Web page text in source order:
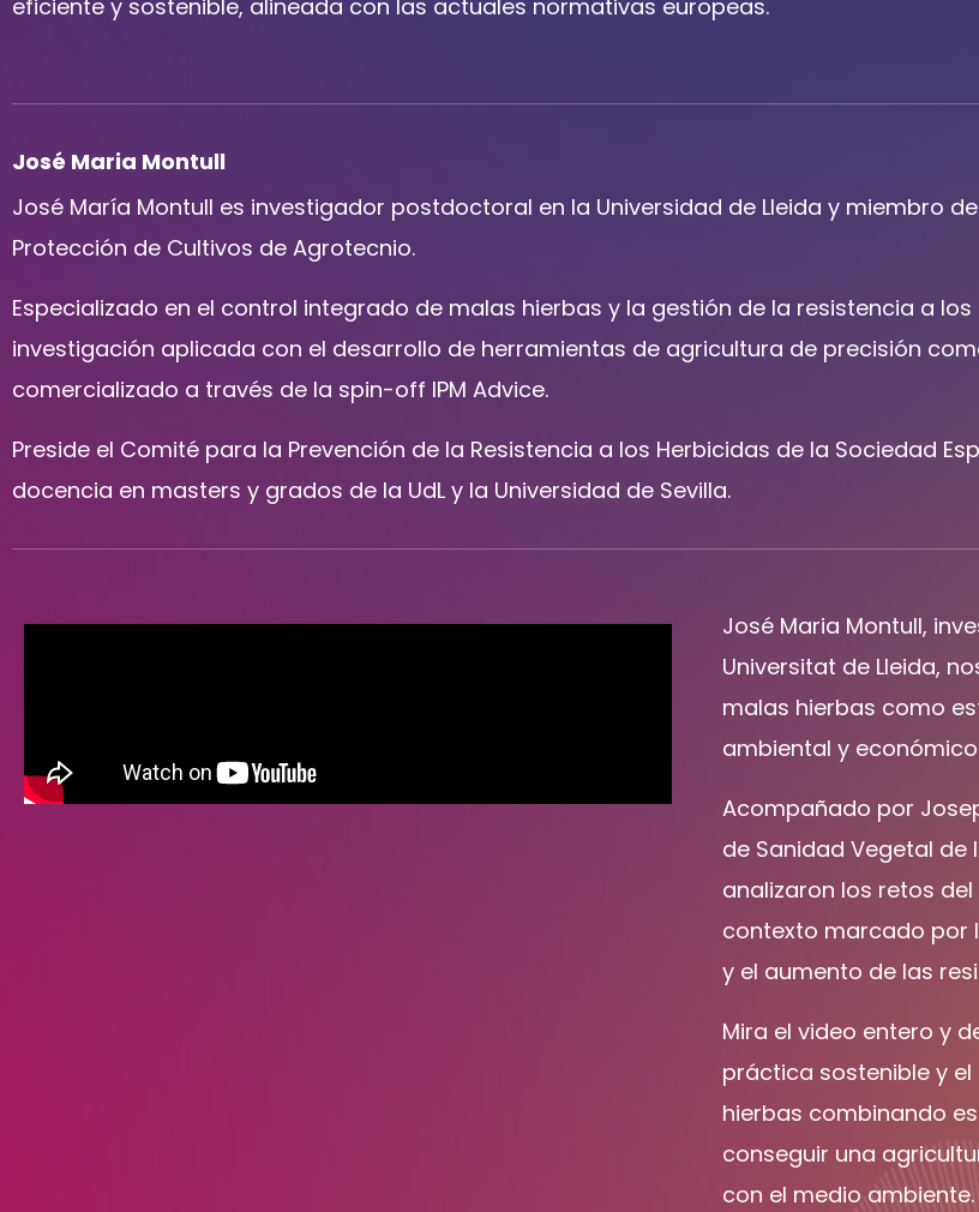
eficiente y sostenible, alineada con las actuales normativas europeas.
José Maria Montull
José María Montull es investigador postdoctoral en la Universidad de Lleida y miembro
Protección de Cultivos de Agrotecnio.
Especializado en el control integrado de malas hierbas y la gestión de la resistencia a
investigación aplicada con el desarrollo de herramientas de agricultura de precisión
comercializado a través de la spin-off IPM Advice.
Preside el Comité para la Prevención de la Resistencia a los Herbicidas de la Sociedad
docencia en masters y grados de la UdL y la Universidad de Sevilla.
José Maria Montull,
Universitat de Lleida,
malas hierbas como
ambiental y
Acompañado por
de Sanidad Vegetal de
analizaron los retos
contexto marcado por
y el aumento de las
Mira el video entero y
práctica sostenible y
hierbas combinando
conseguir una
con el medio ambiente.